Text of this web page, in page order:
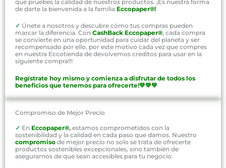
que pruebes la calidad de nuestros productos. ¡Es nuestra forma
de darte la bienvenida a la familia Eccopaper®!
✓ Únete a nosotros y descubre cómo tus compras pueden
marcar la diferencia. Con CashBack Eccopaper®, cada compra
se convierte en una oportunidad para cuidar del planeta y ser
recompensado por ello, por este motivo cada vez que compres
en nuestra Eccotienda de devolvemos creditos para usar en la
siguiente compra!!!
Regístrate hoy mismo y comienza a disfrutar de todos los
beneficios que tenemos para ofrecerte!💚💚💚
Compromiso de Mejor Precio
✓ En Eccopaper®, estamos comprometidos con la
sostenibilidad y la calidad en cada paso que damos. Nuestro
compromiso de mejor precio no solo se trata de ofrecerte
productos sostenibles excepcionales, sino también de
asegurarnos de que sean accesibles para tu negocio.